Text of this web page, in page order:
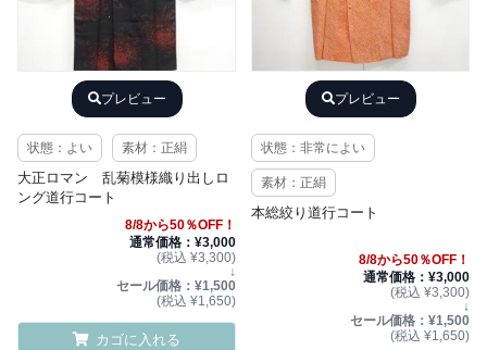
プレビュー
状態：よい 素材：正絹
大正ロマン 乱菊模様織り出しロ
ング道行コート
8/8から50％OFF！
通常価格：¥3,000
(税込 ¥3,300)
↓
セール価格：¥1,500
(税込 ¥1,650)
カゴに入れる
プレビュー
状態：非常によい
素材：正絹
本総絞り道行コート
8/8から50％OFF！
通常価格：¥3,000
(税込 ¥3,300)
↓
セール価格：¥1,500
(税込 ¥1,650)